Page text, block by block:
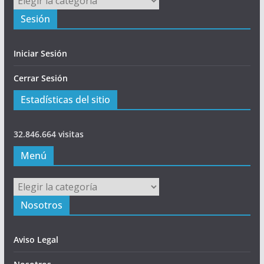
Sesión
Iniciar Sesión
Cerrar Sesión
Estadísticas del sitio
32.846.664 visitas
Menú
Menú
Nosotros
Aviso Legal